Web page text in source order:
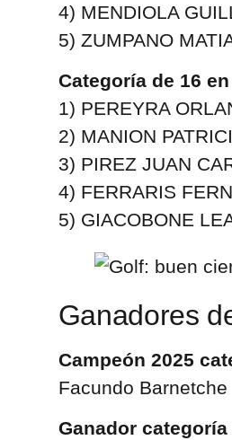
4) MENDIOLA
5) ZUMPANO
Categoría de 16
1) PEREYRA
2) MANION
3) PIREZ JUAN
4) FERRARIS
5) GIACOBONE
Ganadores
Campeón 2025
Facundo Barnetche
Ganador